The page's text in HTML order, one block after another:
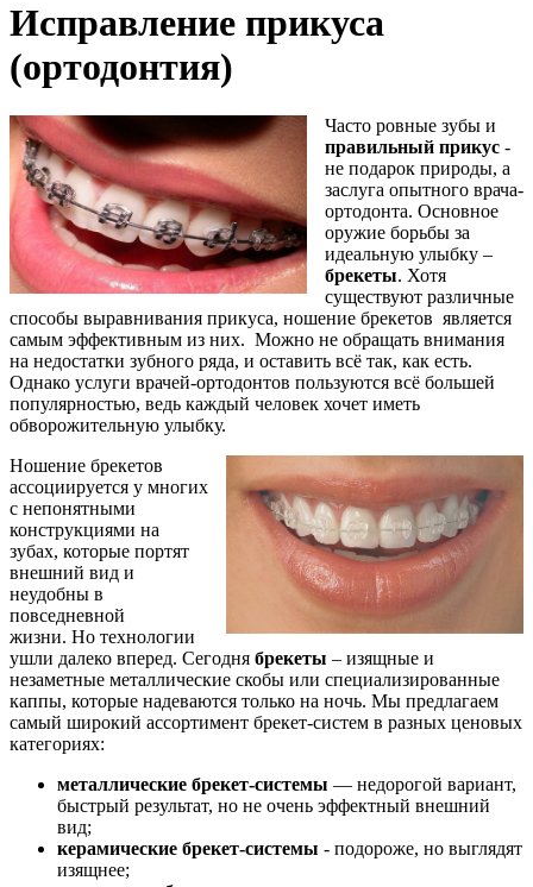
Исправление прикуса
(ортодонтия)
Часто ровные зубы и
правильный прикус -
не подарок природы, а
заслуга опытного врача-
ортодонта. Основное
оружие борьбы за
идеальную улыбку –
брекеты. Хотя
существуют различные
способы выравнивания прикуса, ношение брекетов является
самым эффективным из них. Можно не обращать внимания
на недостатки зубного ряда, и оставить всё так, как есть.
Однако услуги врачей-ортодонтов пользуются всё большей
популярностью, ведь каждый человек хочет иметь
обворожительную улыбку.
Ношение брекетов
ассоциируется у многих
с непонятными
конструкциями на
зубах, которые портят
внешний вид и
неудобны в
повседневной
жизни. Но технологии
ушли далеко вперед. Сегодня брекеты – изящные и
незаметные металлические скобы или специализированные
каппы, которые надеваются только на ночь. Мы предлагаем
самый широкий ассортимент брекет-систем в разных ценовых
категориях:
металлические брекет-системы — недорогой вариант,
быстрый результат, но не очень эффектный внешний
вид;
керамические брекет-системы - подороже, но выглядят
изящнее;